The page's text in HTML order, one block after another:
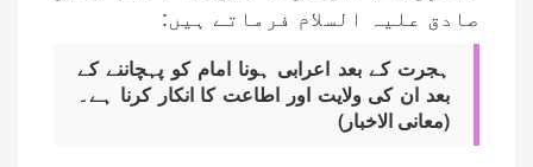
صادق علیہ السلام فرماتے ہیں:
ہجرت کے بعد اعرابی ہونا امام کو پہچاننے کے
بعد ان کی ولایت اور اطاعت کا انکار کرنا ہے۔
(معانی الاخبار)